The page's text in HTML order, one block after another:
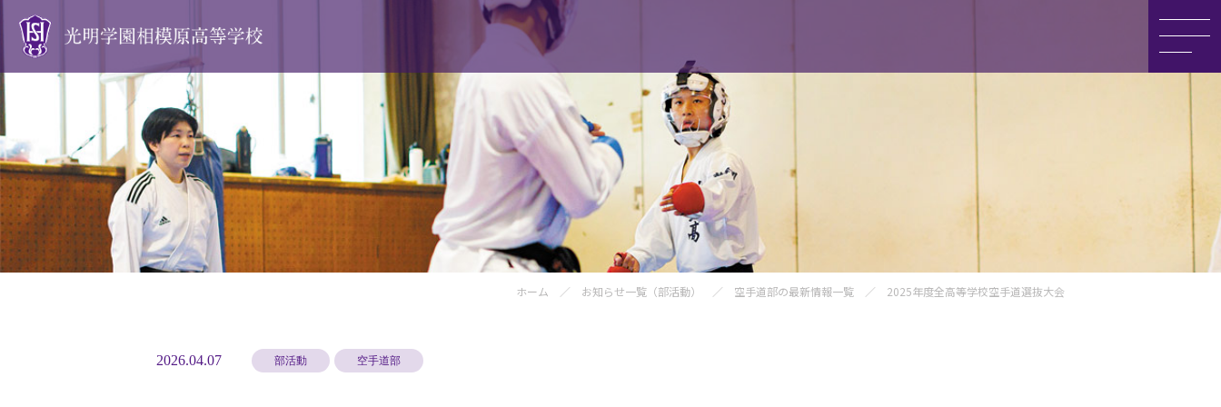
ホーム ／ お知らせ一覧（部活動） ／ 空手道部の最新情報一覧 ／ 2025年度全高等学校空手道選抜大会
2026.04.07 部活動 空手道部
光明学園の魅力
素敵な仲間とともに送る学校生活
学生たちは部活動にも真剣
光明学園のご紹介
学園案内
【コース紹介】総合コース
【コース紹介】体育科学コース
転・編入について